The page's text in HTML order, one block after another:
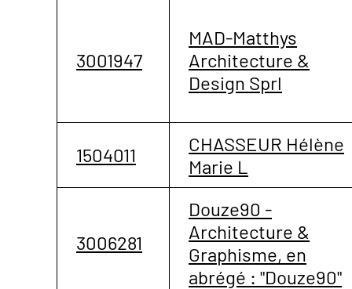
3001947
MAD-Matthys
Architecture &
Design Sprl
1504011
CHASSEUR Hélène
Marie L
3006281
Douze90 -
Architecture &
Graphisme, en
abrégé : "Douze90"